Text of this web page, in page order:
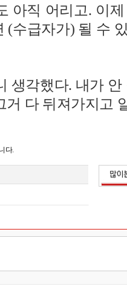
아직 어리고. 이
(수급자가) 될 수
생각했다. 내가
거 다 뒤져가지고
다.